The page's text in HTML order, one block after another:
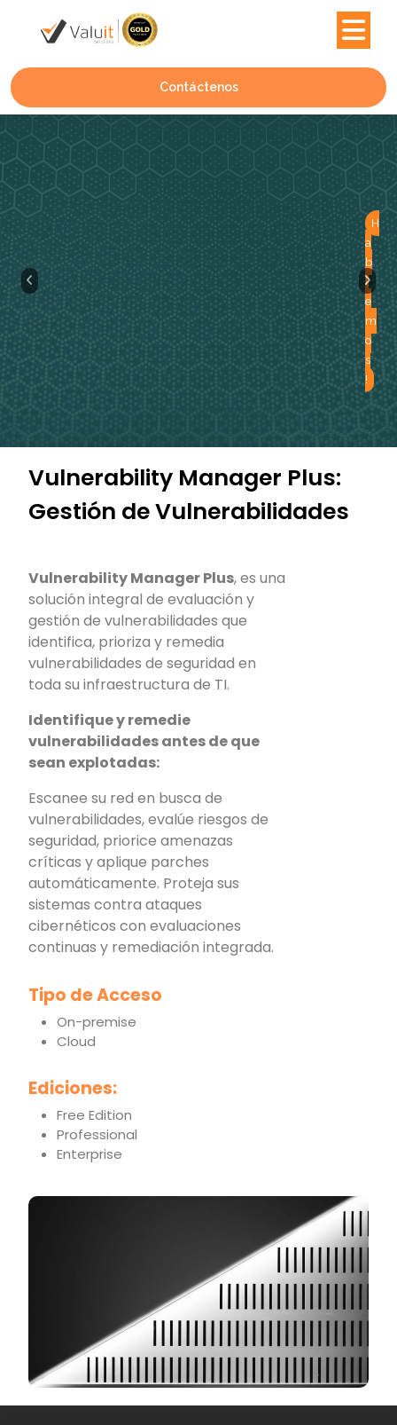
Contáctenos
H
a
b
l
e
m
o
s
!
Vulnerability Manager Plus:
Gestión de Vulnerabilidades
Vulnerability Manager Plus, es una
solución integral de evaluación y
gestión de vulnerabilidades que
identifica, prioriza y remedia
vulnerabilidades de seguridad en
toda su infraestructura de TI.
Identifique y remedie
vulnerabilidades antes de que
sean explotadas:
Escanee su red en busca de
vulnerabilidades, evalúe riesgos de
seguridad, priorice amenazas
críticas y aplique parches
automáticamente. Proteja sus
sistemas contra ataques
cibernéticos con evaluaciones
continuas y remediación integrada.
Tipo de Acceso
On-premise
Cloud
Ediciones:
Free Edition
Professional
Enterprise